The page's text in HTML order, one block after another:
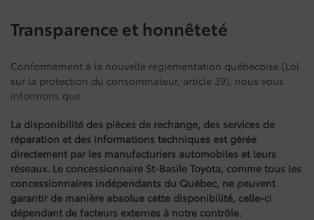
Transparence et honnêteté
Conformément à la nouvelle réglementation québécoise (Loi
sur la protection du consommateur, article 39), nous vous
informons que :
La disponibilité des pièces de rechange, des services de
réparation et des informations techniques est gérée
directement par les manufacturiers automobiles et leurs
réseaux. Le concessionnaire St-Basile Toyota, comme tous les
concessionnaires indépendants du Québec, ne peuvent
garantir de manière absolue cette disponibilité, celle-ci
dépendant de facteurs externes à notre contrôle.